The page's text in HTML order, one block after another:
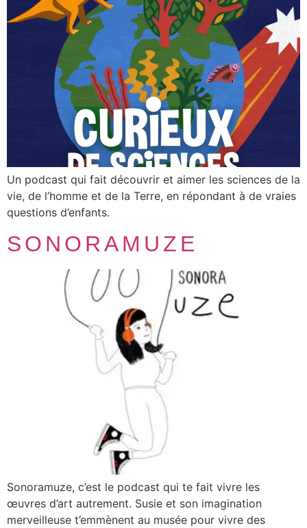
Un podcast qui fait découvrir et aimer les sciences de la
vie, de l’homme et de la Terre, en répondant à de vraies
questions d’enfants.
SONORAMUZE
Sonoramuze, c’est le podcast qui te fait vivre les
œuvres d’art autrement. Susie et son imagination
merveilleuse t’emmènent au musée pour vivre des